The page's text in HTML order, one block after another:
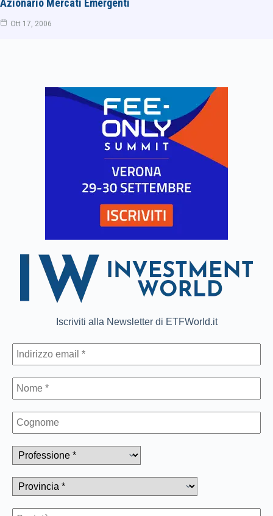
Azionario Mercati Emergenti
Ott 17, 2006
Iscriviti alla Newsletter di ETFWorld.it